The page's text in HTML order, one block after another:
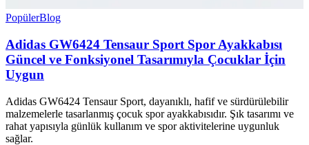
PopülerBlog
Adidas GW6424 Tensaur Sport Spor Ayakkabısı
Güncel ve Fonksiyonel Tasarımıyla Çocuklar İçin
Uygun
Adidas GW6424 Tensaur Sport, dayanıklı, hafif ve sürdürülebilir
malzemelerle tasarlanmış çocuk spor ayakkabısıdır. Şık tasarımı ve
rahat yapısıyla günlük kullanım ve spor aktivitelerine uygunluk
sağlar.